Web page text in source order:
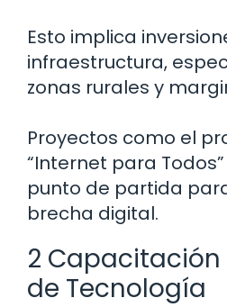
Esto implica
infraestructura,
zonas rurales y
Proyectos como el
“Internet para
punto de partida
brecha digital.
2 Capacitación
de Tecnología